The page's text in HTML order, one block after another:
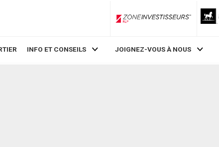
ZoneInvestisseurs RLP
INFO ET CONSEILS JOIGNEZ-VOUS À NOUS